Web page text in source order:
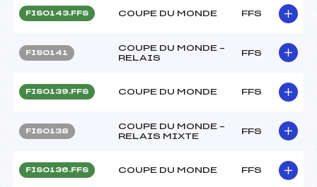
FIS0143.FFS COUPE DU MONDE FFS
FIS0141
COUPE DU MONDE –
RELAIS
FFS
FIS0139.FFS COUPE DU MONDE FFS
FIS0138
COUPE DU MONDE –
RELAIS MIXTE
FFS
FIS0136.FFS COUPE DU MONDE FFS